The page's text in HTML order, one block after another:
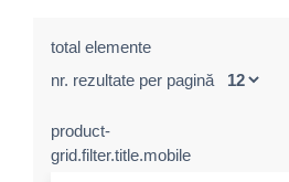
total elemente
nr. rezultate per pagină
product-
grid.filter.title.mobile